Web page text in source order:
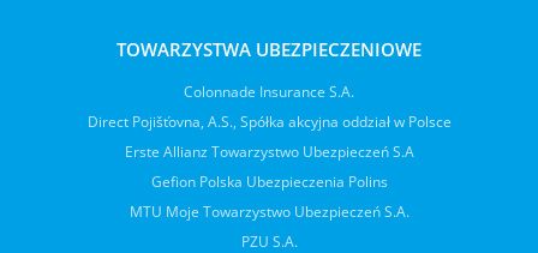
TOWARZYSTWA UBEZPIECZENIOWE
Colonnade Insurance S.A.
Direct Pojišťovna, A.S., Spółka akcyjna oddział w Polsce
Erste Allianz Towarzystwo Ubezpieczeń S.A
Gefion Polska Ubezpieczenia Polins
MTU Moje Towarzystwo Ubezpieczeń S.A.
PZU S.A.